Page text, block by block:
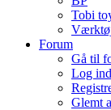
Tobi
Forum
Gå til
Log ind
Glemt